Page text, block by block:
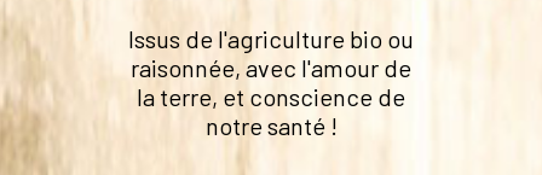
Issus de l'agriculture bio ou
raisonnée, avec l'amour de
la terre, et conscience de
notre santé !